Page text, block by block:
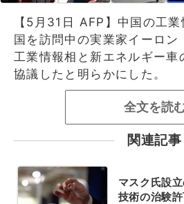
【5月31日 AFP】中国の工
国を訪問中の実業家イーロン
工業情報相と新エネルギー車
協議したと明らかにした。
全文を読
関連記事
マスク氏設
技術の治験